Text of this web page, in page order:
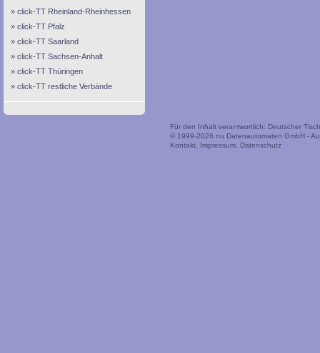
click-TT Rheinland-Rheinhessen
click-TT Pfalz
click-TT Saarland
click-TT Sachsen-Anhalt
click-TT Thüringen
click-TT restliche Verbände
Für den Inhalt verantwortlich: Deutscher
© 1999-2026 nu Datenautomaten GmbH -
Kontakt
Impressum Datenschutz